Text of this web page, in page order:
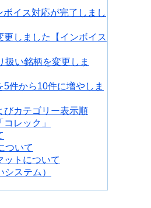
ボイス対応が完了しまし
更しました【インボイス
扱い銘柄を変更しま
5件から10件に増やしま
びカテゴリー表示順
レック」
ついて
ットについて
ステム）